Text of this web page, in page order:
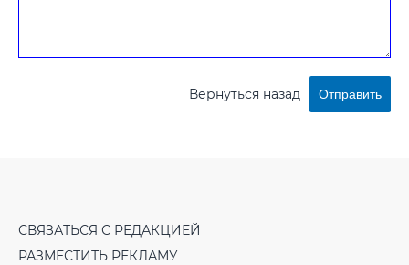
Вернуться назад Отправить
СВЯЗАТЬСЯ С РЕДАКЦИЕЙ
РАЗМЕСТИТЬ РЕКЛАМУ